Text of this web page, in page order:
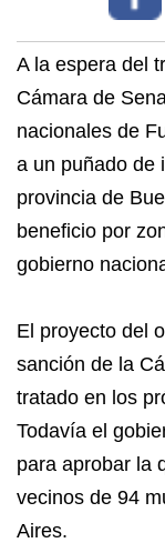
A la espera del
Cámara de
nacionales de
a un puñado de
provincia de
beneficio por
gobierno
El proyecto del
sanción de la
tratado en los
Todavía el
para aprobar la
vecinos de 94
Aires.